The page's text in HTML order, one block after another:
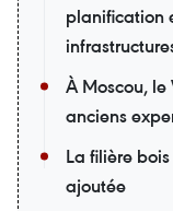
planification
À Moscou,
anciens
La filière
ajoutée